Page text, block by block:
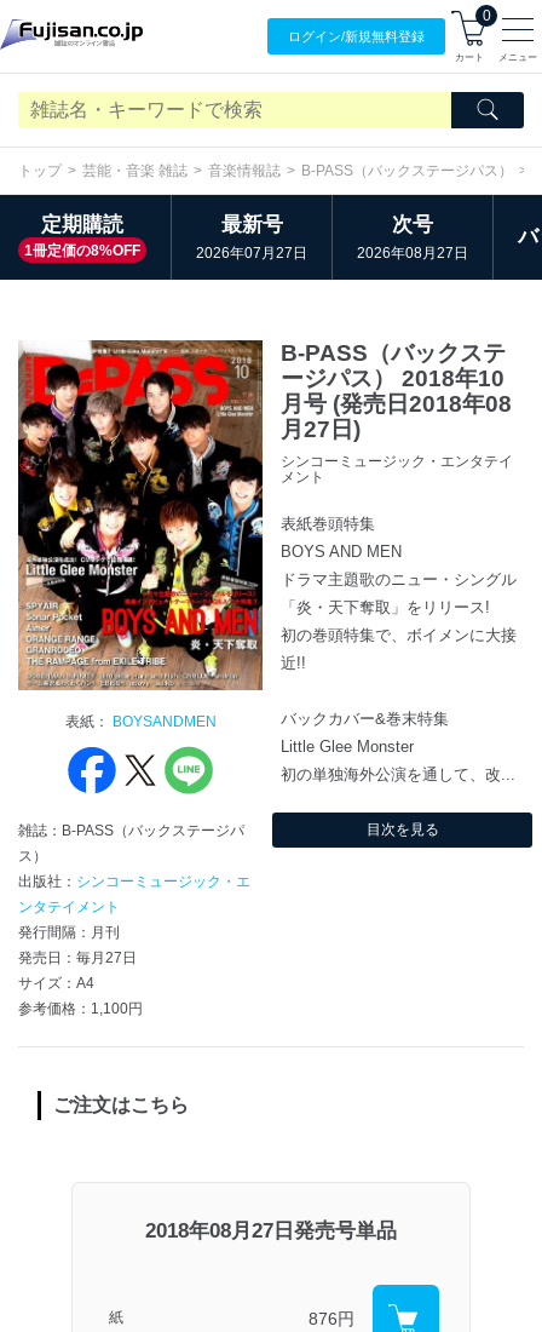
ログイン/新規無料登録
0
カート メニュー
トップ 芸能・音楽 雑誌 音楽情報誌 B-PASS（バックステージパス）
定期購読
1冊定価の8%OFF
最新号
2026年07月27日
次号
2026年08月27日
表紙： BOYSANDMEN
雑誌：B-PASS（バックステージパ
ス）
出版社： シンコーミュージック・エ
ンタテイメント
発行間隔：月刊
発売日：毎月27日
サイズ：A4
参考価格：1,100円
B-PASS（バックステ
ージパス） 2018年10
月号 (発売日2018年08
月27日)
シンコーミュージック・エンタテイ
メント
表紙巻頭特集
BOYS AND MEN
ドラマ主題歌のニュー・シングル
「炎・天下奪取」をリリース!
初の巻頭特集で、ボイメンに大接
近!!
バックカバー&巻末特集
Little Glee Monster
初の単独海外公演を通して、改...
目次を見る
ご注文はこちら
2018年08月27日発売号単品
紙 876円